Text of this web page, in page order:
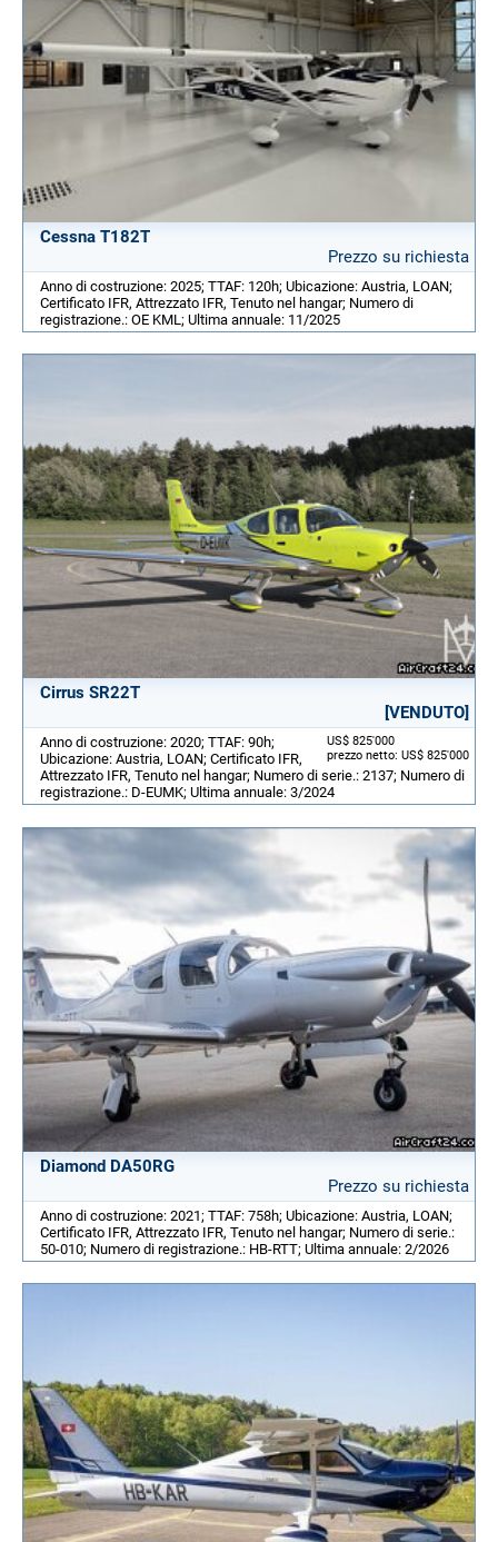
Cessna T182T
Prezzo su richiesta
Anno di costruzione: 2025; TTAF: 120h; Ubicazione: Austria, LOAN;
Certificato IFR, Attrezzato IFR, Tenuto nel hangar; Numero di
registrazione.: OE KML; Ultima annuale: 11/2025
Cirrus SR22T
[VENDUTO]
US$ 825'000
prezzo netto: US$ 825'000
Anno di costruzione: 2020; TTAF: 90h;
Ubicazione: Austria, LOAN; Certificato IFR,
Attrezzato IFR, Tenuto nel hangar; Numero di serie.: 2137; Numero di
registrazione.: D-EUMK; Ultima annuale: 3/2024
Diamond DA50RG
Prezzo su richiesta
Anno di costruzione: 2021; TTAF: 758h; Ubicazione: Austria, LOAN;
Certificato IFR, Attrezzato IFR, Tenuto nel hangar; Numero di serie.:
50-010; Numero di registrazione.: HB-RTT; Ultima annuale: 2/2026